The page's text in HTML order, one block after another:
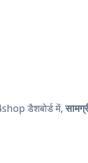
डैशबोर्ड में,